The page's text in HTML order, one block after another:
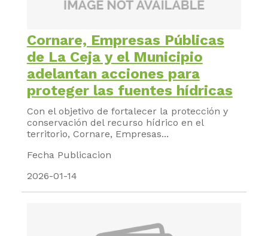
Cornare, Empresas Públicas
de La Ceja y el Municipio
adelantan acciones para
proteger las fuentes hídricas
Con el objetivo de fortalecer la protección y
conservación del recurso hídrico en el
territorio, Cornare, Empresas...
Fecha Publicacion
2026-01-14